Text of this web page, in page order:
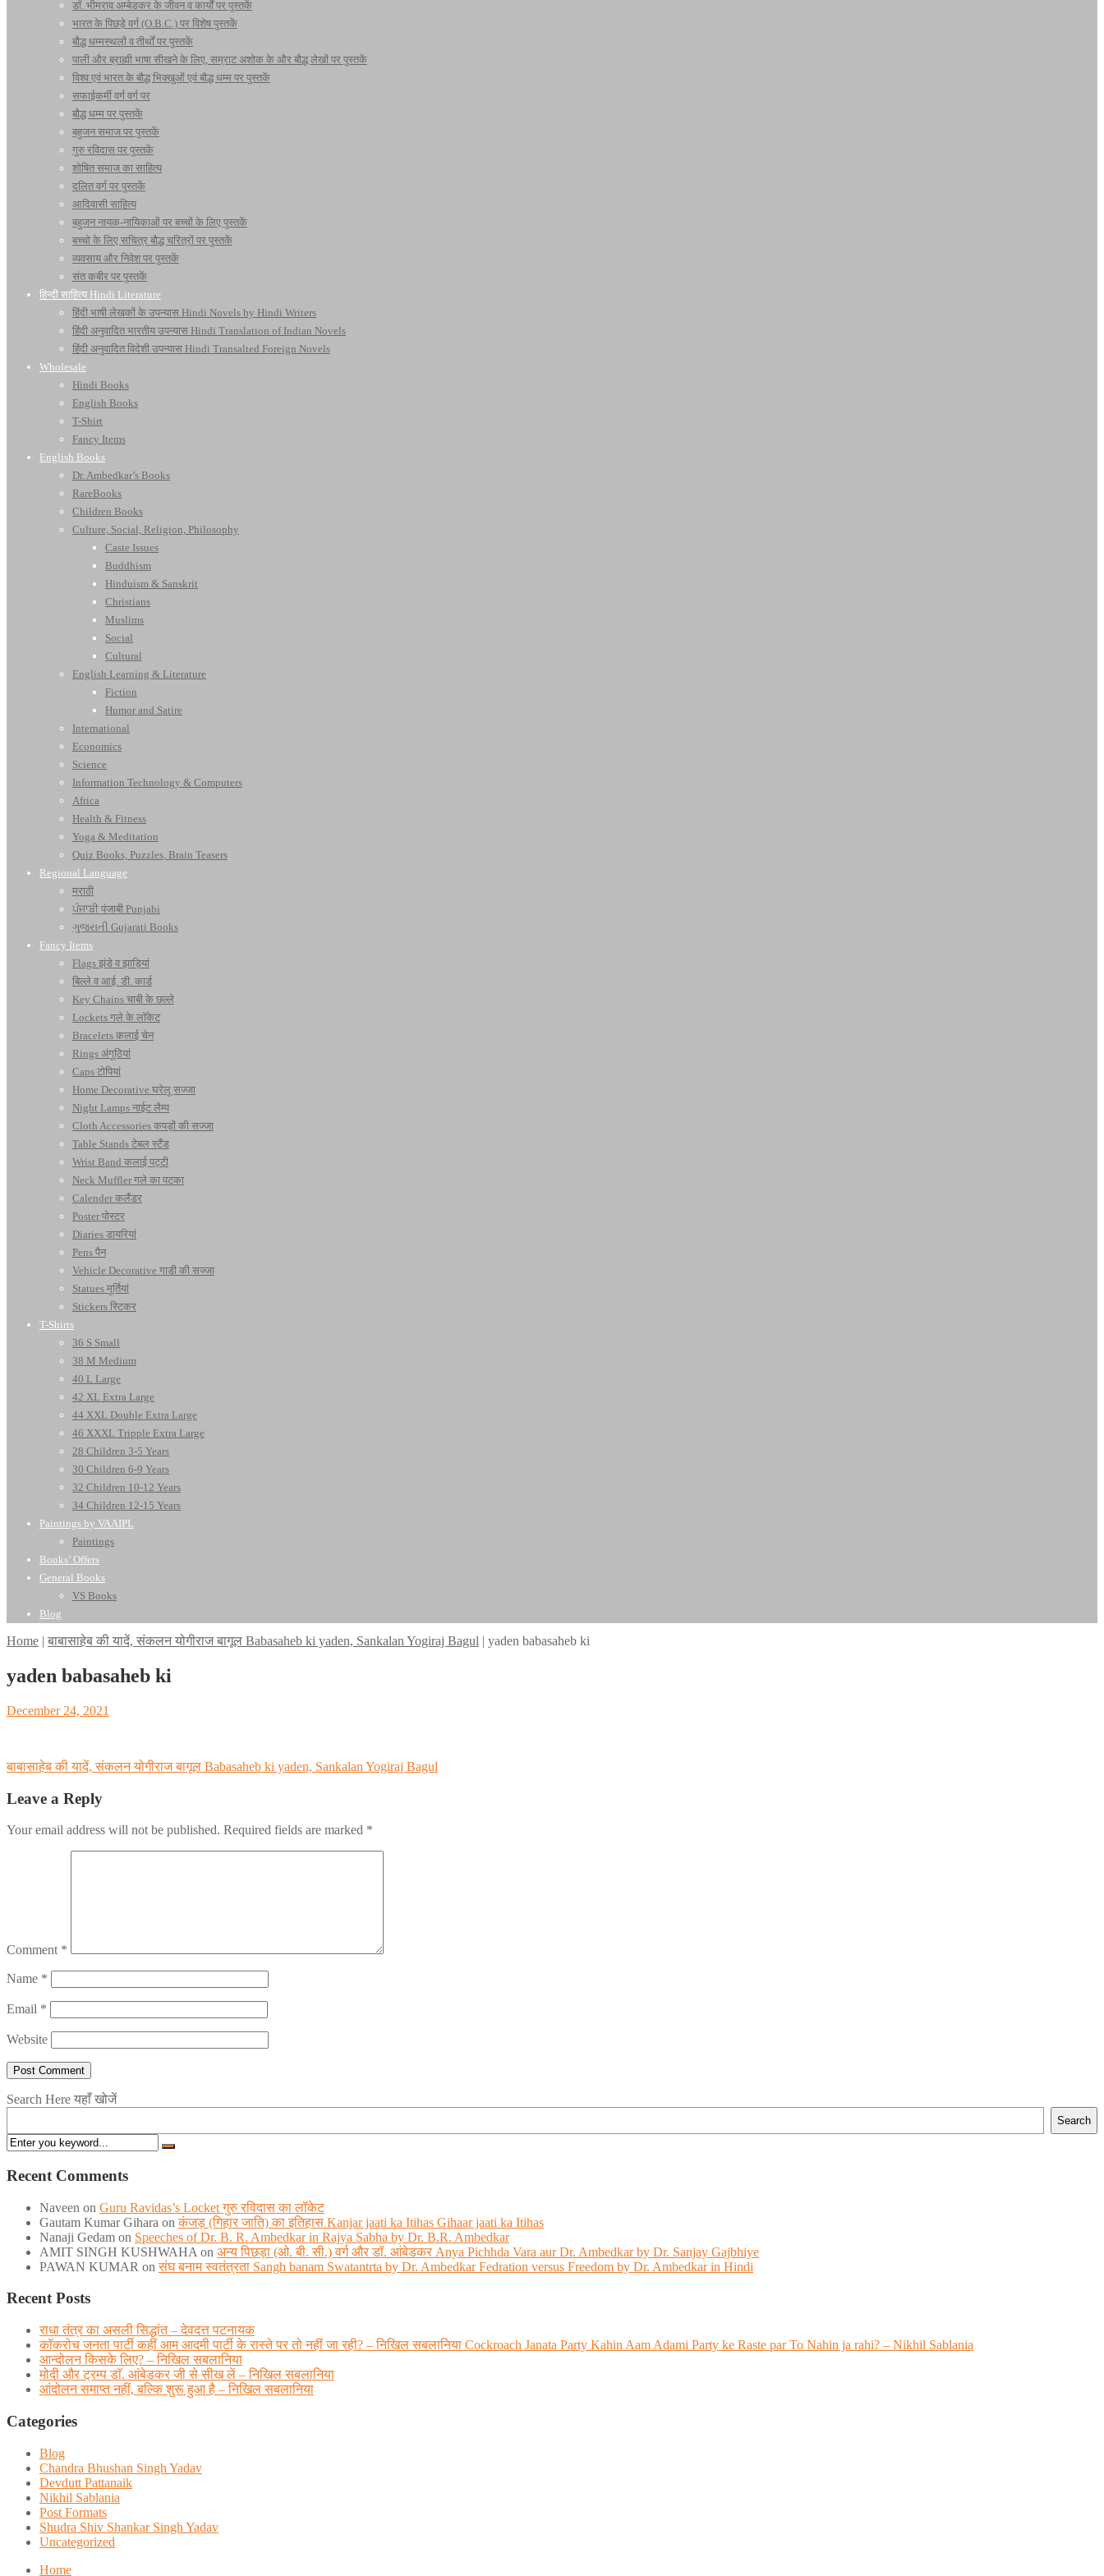
डॉ. भीमराव अम्बेडकर के जीवन व कार्यों पर पुस्तकें
भारत के पिछड़े वर्ग (O.B.C.) पर विशेष पुस्तकें
बौद्ध धम्मस्थलों व तीर्थों पर पुस्तकें
पाली और ब्राह्मी भाषा सीखने के लिए, सम्राट अशोक के और बौद्ध लेखों पर पुस्तकें
विश्व एवं भारत के बौद्ध भिक्खुओं एवं बौद्ध धम्म पर पुस्तकें
सफाईकर्मी वर्ग वर्ग पर
बौद्ध धम्म पर पुस्तकें
बहुजन समाज पर पुस्तकें
गुरु रविदास पर पुस्तकें
शोषित समाज का साहित्य
दलित वर्ग पर पुस्तकें
आदिवासी साहित्य
बहुजन नायक-नायिकाओं पर बच्चों के लिए पुस्तकें
बच्चो के लिए सचित्र बौद्ध चरित्रों पर पुस्तकें
व्यवसाय और निवेश पर पुस्तकें
संत कबीर पर पुस्तकें
हिन्दी साहित्य Hindi Literature
हिंदी भाषी लेखकों के उपन्यास Hindi Novels by Hindi Writers
हिंदी अनुवादित भारतीय उपन्यास Hindi Translation of Indian Novels
हिंदी अनुवादित विदेशी उपन्यास Hindi Transalted Foreign Novels
Wholesale
Hindi Books
English Books
T-Shirt
Fancy Items
English Books
Dr. Ambedkar’s Books
RareBooks
Children Books
Culture, Social, Religion, Philosophy
Caste Issues
Buddhism
Hinduism & Sanskrit
Christians
Muslims
Social
Cultural
English Learning & Literature
Fiction
Humor and Satire
International
Economics
Science
Information Technology & Computers
Africa
Health & Fitness
Yoga & Meditation
Quiz Books, Puzzles, Brain Teasers
Regional Language
मराठी
ਪੰਜਾਬੀ पंजाबी Punjabi
ગુજરાતી Gujarati Books
Fancy Items
Flags झंडे व झाड़ियां
बिल्ले व आई. डी. कार्ड
Key Chains चाबी के छल्ले
Lockets गले के लॉकेट
Bracelets कलाई चेन
Rings अंगूठियां
Caps टोपियां
Home Decorative घरेलू सज्जा
Night Lamps नाईट लैम्प
Cloth Accessories कपड़ों की सज्जा
Table Stands टेबल स्टैंड
Wrist Band कलाई पट्टी
Neck Muffler गले का पटका
Calender कलैंडर
Poster पोस्टर
Diaries डायरियां
Pens पैन
Vehicle Decorative गाडी की सज्जा
Statues मूर्तियां
Stickers स्टिकर
T-Shirts
36 S Small
38 M Medium
40 L Large
42 XL Extra Large
44 XXL Double Extra Large
46 XXXL Tripple Extra Large
28 Children 3-5 Years
30 Children 6-9 Years
32 Children 10-12 Years
34 Children 12-15 Years
Paintings by VAAIPL
Paintings
Books’ Offers
General Books
VS Books
Blog
Home | बाबासाहेब की यादें, संकलन योगीराज बागूल Babasaheb ki yaden, Sankalan Yogiraj Bagul | yaden babasaheb ki
yaden babasaheb ki
Posted
December 24, 2021
Post
navigation
बाबासाहेब की यादें, संकलन योगीराज बागूल Babasaheb ki yaden, Sankalan Yogiraj Bagul
Leave a Reply
Your email address will not be published. Required fields are marked *
Comment *
Name *
Email *
Website
Search Here यहाँ खोजें
Search
Recent Comments
Naveen on Guru Ravidas’s Locket गुरु रविदास का लॉकेट
Gautam Kumar Gihara onकंजड़ (गिहार जाति) का इतिहास Kanjar jaati ka Itihas Gihaar jaati ka Itihas
Nanaji Gedam on Speeches of Dr. B. R. Ambedkar in Rajya Sabha by Dr. B.R. Ambedkar
AMIT SINGH KUSHWAHA on अन्य पिछड़ा (ओ. बी. सी.) वर्ग और डॉ. आंबेडकर Anya Pichhda Vara aur Dr. Ambedkar by Dr. Sanjay Gajbhiye
PAWAN KUMAR onसंघ बनाम स्वतंत्रता Sangh banam Swatantrta by Dr. Ambedkar Fedration versus Freedom by Dr. Ambedkar in Hindi
Recent Posts
राधा तंत्र का असली सिद्धांत – देवदत्त पटनायक
कॉकरोच जनता पार्टी कहीं आम आदमी पार्टी के रास्ते पर तो नहीं जा रही? – निखिल सबलानिया Cockroach Janata Party Kahin Aam Adami Party ke Raste par To Nahin ja rahi? – Nikhil Sablania
आन्दोलन किसके लिए? – निखिल सबलानिया
मोदी और ट्रम्प डाॅ. आंबेडकर जी से सीख लें – निखिल सबलानिया
आंदोलन समाप्त नहीं, बल्कि शुरू हुआ है – निखिल सबलानिया
Categories
Blog
Chandra Bhushan Singh Yadav
Devdutt Pattanaik
Nikhil Sablania
Post Formats
Shudra Shiv Shankar Singh Yadav
Uncategorized
Home